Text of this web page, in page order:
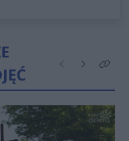
Poprzednie
NastępneKliknij